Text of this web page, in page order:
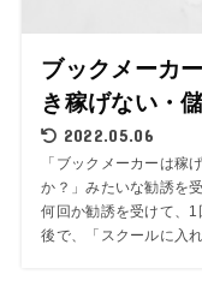
ブックメーカ
き稼げない・
2022.05.06
「ブックメーカーは稼
か？」みたいな勧誘を
何回か勧誘を受けて、
後で、「スクールに入